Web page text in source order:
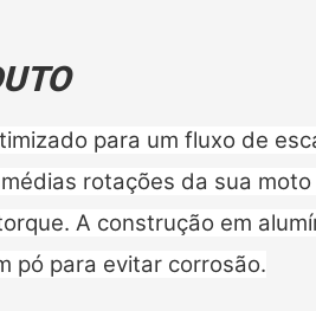
para um fluxo de
rotações da sua
A construção em
pó para evitar corrosão.